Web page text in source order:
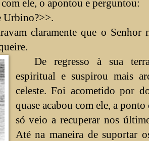
ele, o apontou e perguntou:
Urbino?>>.
claramente que o
De regresso à sua
espiritual e suspirou mais
celeste. Foi acometido por
quase acabou com ele, a
só veio a recuperar nos
Até na maneira de suportar